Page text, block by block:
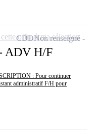
ADV H/F
: Pour continuer
administratif F/H pour
CDDNon renseigné
offre à ma sélection